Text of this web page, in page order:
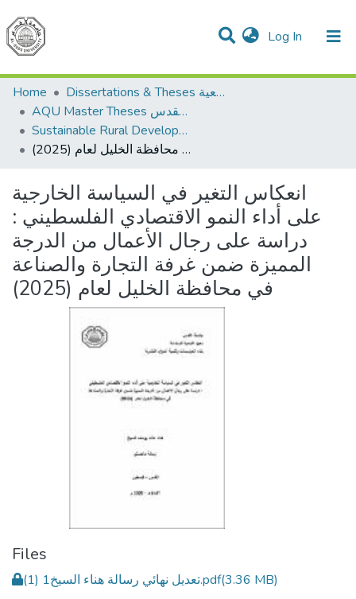
Log In (current)
Communities & Collections
All of DSpace
Home
Dissertations & Theses الرسائل الجامعية
AQU Master Theses الرسائل الجامعية الخاصة بجامعة القدس
Sustainable Rural Development التنمية الريفية المستدامة
انعكاس التغير في السياسة الخارجية على أداء النمو الاقتصادي الفلسطيني : دراسة على رجال الأعمال من الدرجة المميزة ضمن غرفة التجارة والصناعة في محافظة الخليل لعام (2025)
انعكاس التغير في السياسة الخارجية
على أداء النمو الاقتصادي الفلسطيني :
دراسة على رجال الأعمال من الدرجة
المميزة ضمن غرفة التجارة والصناعة
في محافظة الخليل لعام (2025)
Files
تعديل نهائي رسالة هناء السيخ1 (1).pdf(3.36 MB)